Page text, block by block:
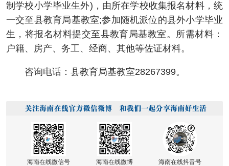
制学校小学毕业生外)，由所在学校收集报名材料，统
一交至县教育局基教室;参加随机派位的县外小学毕业
生，将报名材料提交至县教育局基教室。所需材料：
户籍、房产、务工、经商、其他等佐证材料。
咨询电话：县教育局基教室28267399。
海南在线微信号 海南在线微博 海南在线抖音号